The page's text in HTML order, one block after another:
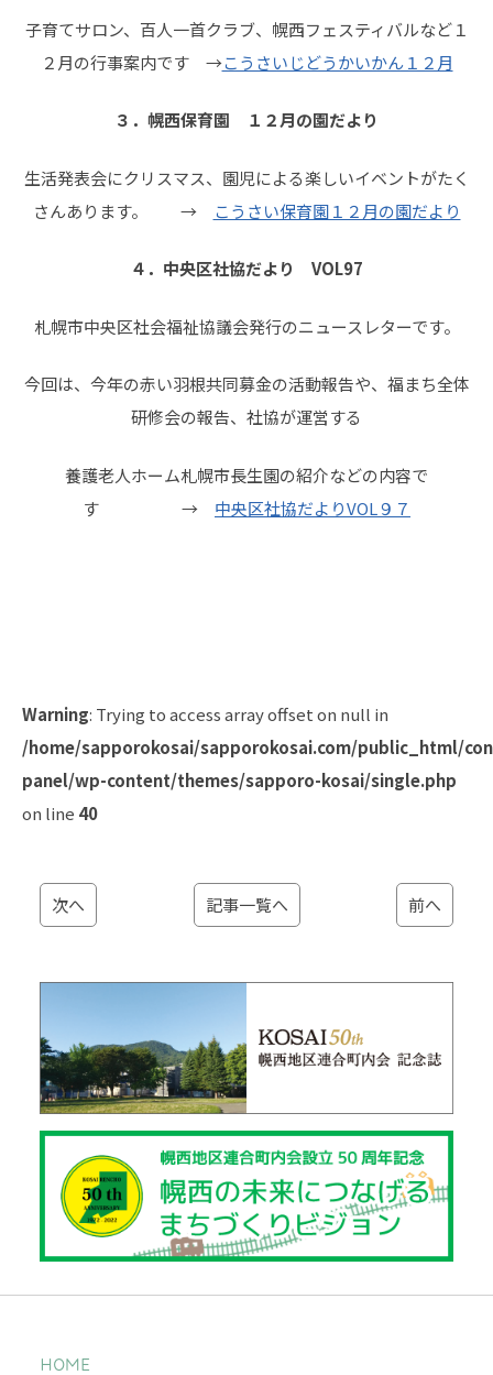
子育てサロン、百人一首クラブ、幌西フェスティバルなど１
２月の行事案内です →こうさいじどうかいかん１２月
３．幌西保育園 １２月の園だより
生活発表会にクリスマス、園児による楽しいイベントがたく
さんあります。 →
こうさい保育園１２月の園だより
４．中央区社協だより VOL97
札幌市中央区社会福祉協議会発行のニュースレターです。
今回は、今年の赤い羽根共同募金の活動報告や、福まち全体
研修会の報告、社協が運営する
養護老人ホーム札幌市長生園の紹介などの内容で
す → 中央区社協だよりVOL９７
Warning: Trying to access array offset on null in
/home/sapporokosai/sapporokosai.com/public_html/
panel/wp-content/themes/sapporo-kosai/single.php
on line 40
次へ 記事一覧へ 前へ
HOME